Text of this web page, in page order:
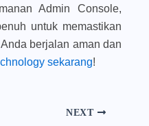
Admin Console,
untuk memastikan
berjalan aman dan
sekarang!
NEXT